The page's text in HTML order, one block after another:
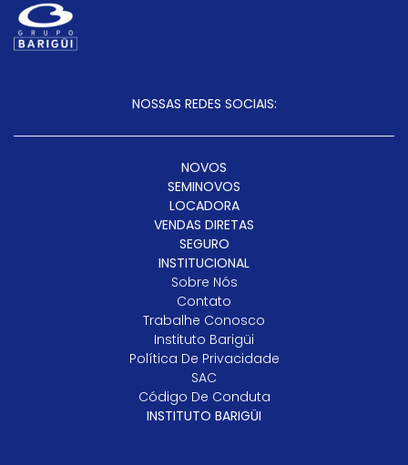
NOSSAS REDES SOCIAIS:
NOVOS
SEMINOVOS
LOCADORA
VENDAS DIRETAS
SEGURO
INSTITUCIONAL
Sobre Nós
Contato
Trabalhe Conosco
Instituto Barigüi
Política De Privacidade
SAC
Código De Conduta
INSTITUTO BARIGÜI